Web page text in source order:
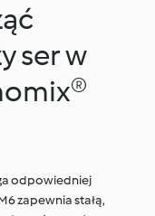
ser w
odpowiedniej
zapewnia stałą,